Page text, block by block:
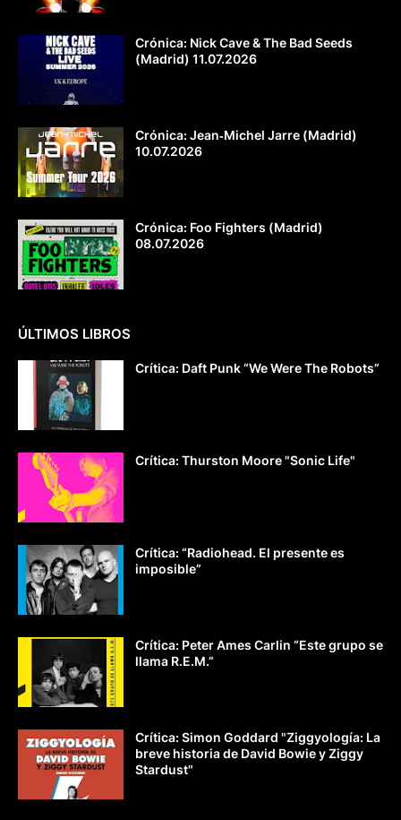
Crónica: Nick Cave & The Bad Seeds
(Madrid) 11.07.2026
Crónica: Jean‐Michel Jarre (Madrid)
10.07.2026
Crónica: Foo Fighters (Madrid)
08.07.2026
ÚLTIMOS LIBROS
Crítica: Daft Punk “We Were The Robots”
Crítica: Thurston Moore "Sonic Life"
Crítica: “Radiohead. El presente es
imposible”
Crítica: Peter Ames Carlin “Este grupo se
llama R.E.M.”
Crítica: Simon Goddard "Ziggyología: La
breve historia de David Bowie y Ziggy
Stardust"